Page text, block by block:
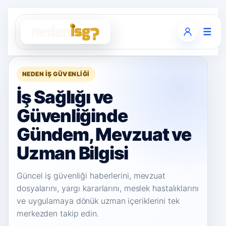
☰
NEDEN İŞ GÜVENLIĞI
İş Sağlığı ve
Güvenliğinde
Gündem, Mevzuat ve
Uzman Bilgisi
Güncel iş güvenliği haberlerini, mevzuat
dosyalarını, yargı kararlarını, meslek hastalıklarını
ve uygulamaya dönük uzman içeriklerini tek
merkezden takip edin.